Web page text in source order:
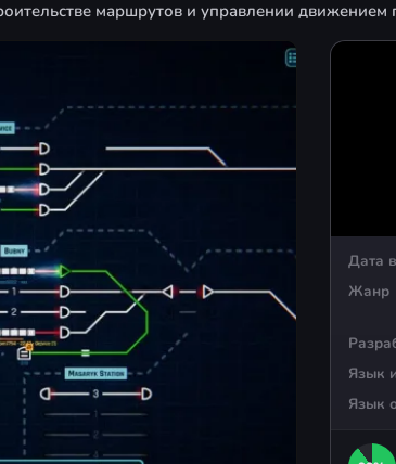
маршрутов и управлении движением
Дата
Жанр
Язык
Язык